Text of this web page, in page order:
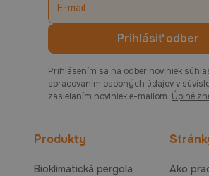
Prihlásením sa na odber noviniek
spracovaním osobných údajov v
zasielaním noviniek e-mailom. Úplné
Produkty
Bioklimatická pergola
Ako